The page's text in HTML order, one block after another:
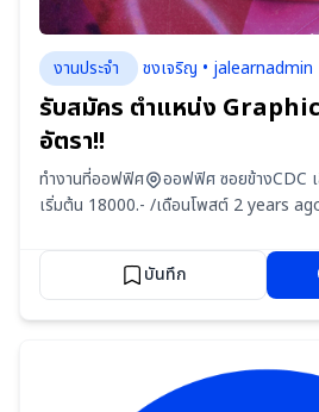
งานประจำ ชงเจริญ • jalearnadmin
รับสมัคร ตำแหน่ง
อัตรา!!
ทำงานที่ออฟฟิศ
ออฟฟิศ ซอยข้างCDC
เริ่มต้น 18000.- /เดือนโพสต์ 2 years
บันทึก